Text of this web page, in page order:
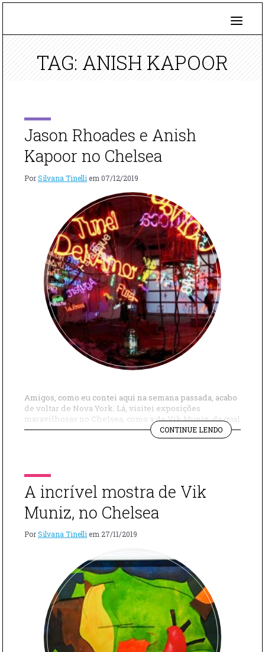
TAG: ANISH KAPOOR
Jason Rhoades e Anish
Kapoor no Chelsea
PorSilvana Tinelli em 07/12/2019
Amigos, como eu contei aqui na semana passada, acabo
de voltar de Nova York. Lá, visitei exposições
maravilhosas no Chelsea, como a do Vik Muniz, da qual
já falei pra vocês, e outras duas, que também amei! A
primeira foi do artista americano Jason Rhoades. Eu
CONTINUE LENDO"JASON
RHOADES
A incrível mostra de Vik
Muniz, no Chelsea
PorSilvana Tinelli em 27/11/2019